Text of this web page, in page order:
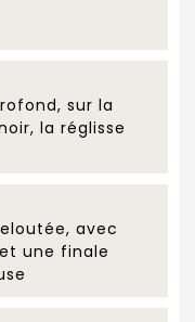
sur la
la réglisse
avec
une finale